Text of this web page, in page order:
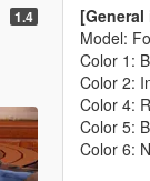
1.4
Model:
Color 1:
Color 2:
Color 4:
Color 5:
Color 6: